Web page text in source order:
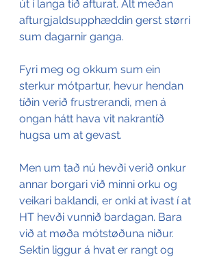
út í langa tíð afturat. Alt meðan
afturgjaldsupphæddin gerst størri
sum dagarnir ganga.
Fyri meg og okkum sum ein
sterkur mótpartur, hevur hendan
tíðin verið frustrerandi, men á
ongan hátt hava vit nakrantíð
hugsa um at gevast.
Men um tað nú hevði verið onkur
annar borgari við minni orku og
veikari baklandi, er onki at ivast í at
HT hevði vunnið bardagan. Bara
við at møða mótstøðuna niður.
Sektin liggur á hvat er rangt og